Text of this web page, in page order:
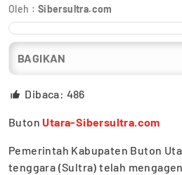
Oleh : Sibersultra.com
BAGIKAN
Dibaca: 486
ButonUtara-Sibersultra.com
Pemerintah Kabupaten Buton
tenggara (Sultra) telah